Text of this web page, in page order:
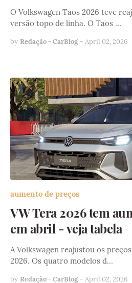
O Volkswagen Taos 2026 teve
versão topo de linha. O Taos …
by Redação - CarBlog - April 02, 2026
aumento de preços
VW Tera 2026 tem
em abril - veja tabela
A Volkswagen reajustou os
2026. Os quatro modelos d…
by Redação - CarBlog - April 02, 2026